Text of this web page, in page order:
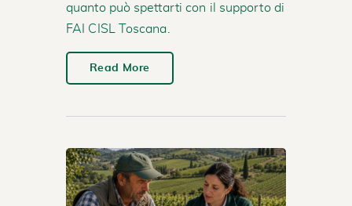
quanto può spettarti con il supporto di
FAI CISL Toscana.
Read More